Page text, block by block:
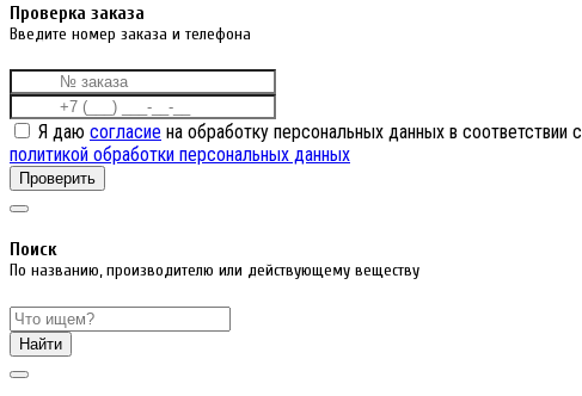
Проверка заказа
Введите номер заказа и телефона
Я даю согласие на обработку персональных данных в соответствии с
политикой обработки персональных данных
Проверить
Поиск
По названию, производителю или действующему веществу
Найти